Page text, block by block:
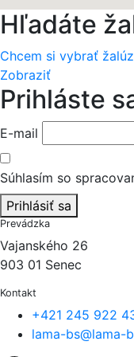
Hľadáte
Chcem si vybrať
Zobraziť
Prihláste
E-mail
Súhlasím so
Prihlásiť sa
Prevádzka
Vajanského 26
903 01 Senec
Kontakt
+421 245 922
lama-bs@lama-